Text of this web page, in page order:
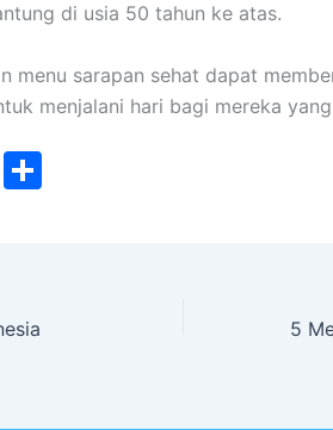
di usia 50 tahun ke atas.
menu sarapan sehat dapat
menjalani hari bagi mereka
X